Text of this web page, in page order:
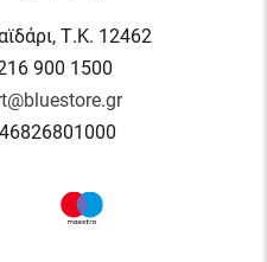
Τ.Κ. 12462
900 1500